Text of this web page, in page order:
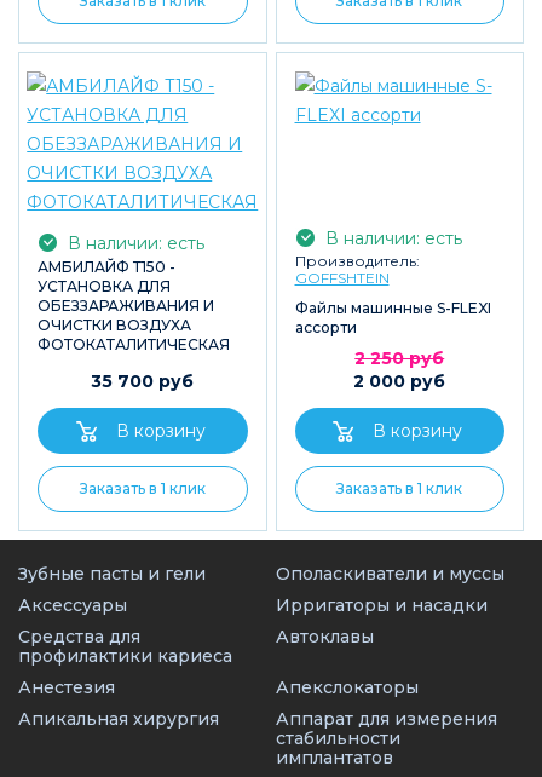
В наличии: есть
АМБИЛАЙФ Т150 -
УСТАНОВКА ДЛЯ
ОБЕЗЗАРАЖИВАНИЯ И
ОЧИСТКИ ВОЗДУХА
ФОТОКАТАЛИТИЧЕСКАЯ
35 700 руб
Заказать в 1 клик
В наличии: есть
Производитель:
GOFFSHTEIN
Файлы машинные S-FLEXI
ассорти
2 250 руб
2 000 руб
Заказать в 1 клик
Зубные пасты и гели
Ополаскиватели и муссы
Аксессуары
Ирригаторы и насадки
Средства для
профилактики кариеса
Автоклавы
Анестезия
Апекслокаторы
Апикальная хирургия
Аппарат для измерения
стабильности
имплантатов